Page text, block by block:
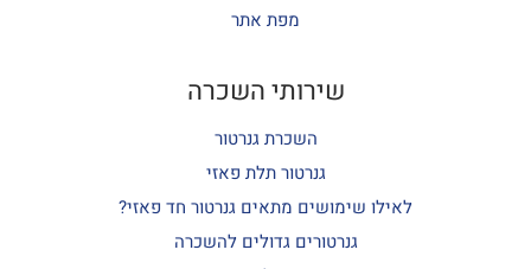
מפת אתר
שירותי השכרה
השכרת גנרטור
גנרטור תלת פאזי
לאילו שימושים מתאים גנרטור חד פאזי?
גנרטורים גדולים להשכרה